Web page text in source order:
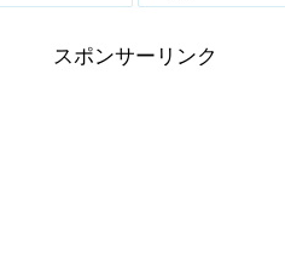
スポンサーリンク